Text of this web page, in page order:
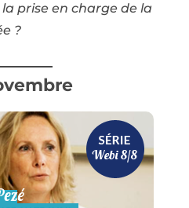
prise en charge de la
?